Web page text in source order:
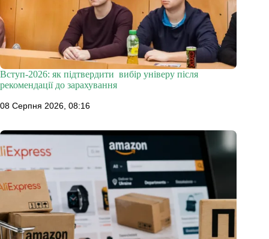
Вступ-2026: як підтвердити вибір універу після
рекомендації до зарахування
08 Серпня 2026, 08:16